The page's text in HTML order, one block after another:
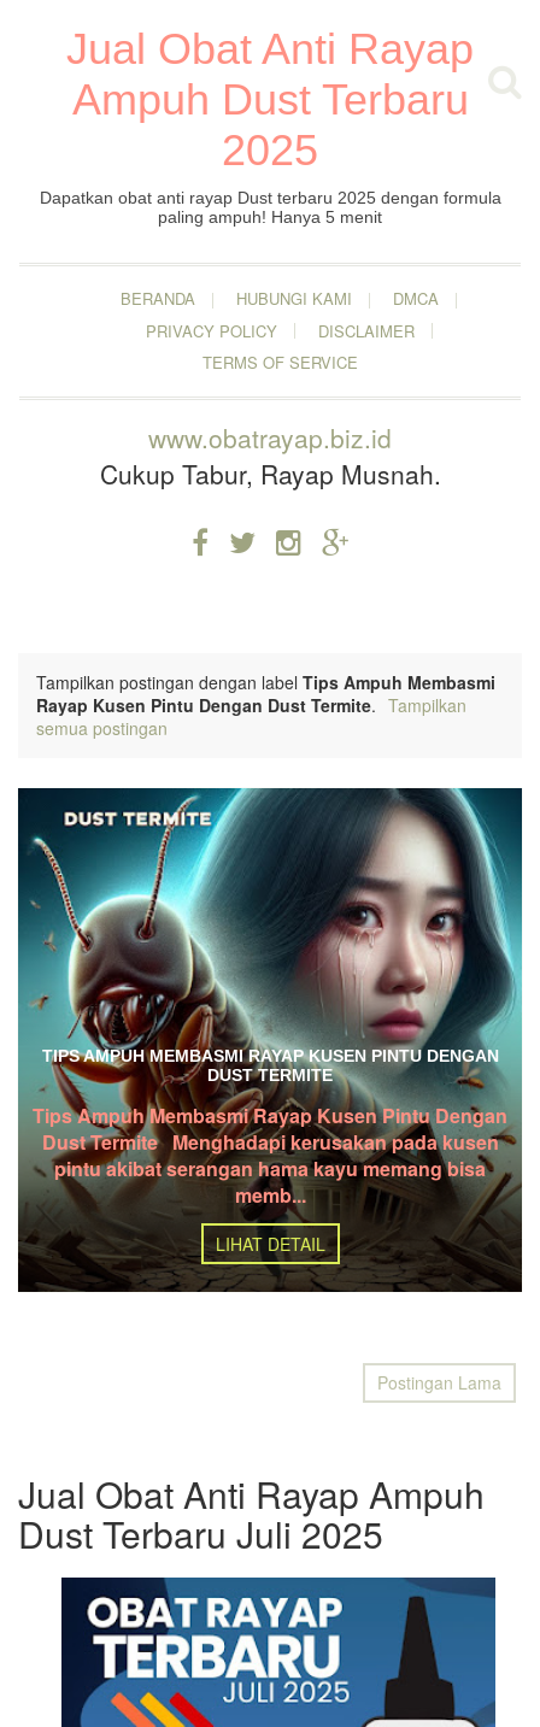
Jual Obat Anti Rayap
Ampuh Dust Terbaru
2025
Dapatkan obat anti rayap Dust terbaru 2025 dengan formula
paling ampuh! Hanya 5 menit
BERANDA HUBUNGI KAMI
DMCA
PRIVACY POLICY
DISCLAIMER
TERMS OF SERVICE
www.obatrayap.biz.id
Cukup Tabur, Rayap Musnah.
Tampilkan postingan dengan label Tips Ampuh Membasmi
Rayap Kusen Pintu Dengan Dust Termite. Tampilkan
semua postingan
TIPS AMPUH MEMBASMI RAYAP KUSEN PINTU DENGAN
DUST TERMITE
Tips Ampuh Membasmi Rayap Kusen Pintu Dengan
Dust Termite Menghadapi kerusakan pada kusen
pintu akibat serangan hama kayu memang bisa
memb...
LIHAT DETAIL
Postingan Lama
Jual Obat Anti Rayap Ampuh
Dust Terbaru Juli 2025